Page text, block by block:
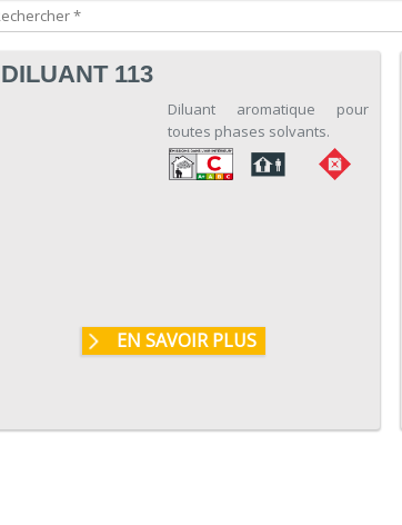
DILUANT 113
Diluant aromatique pour
toutes phases solvants.
EN SAVOIR PLUS